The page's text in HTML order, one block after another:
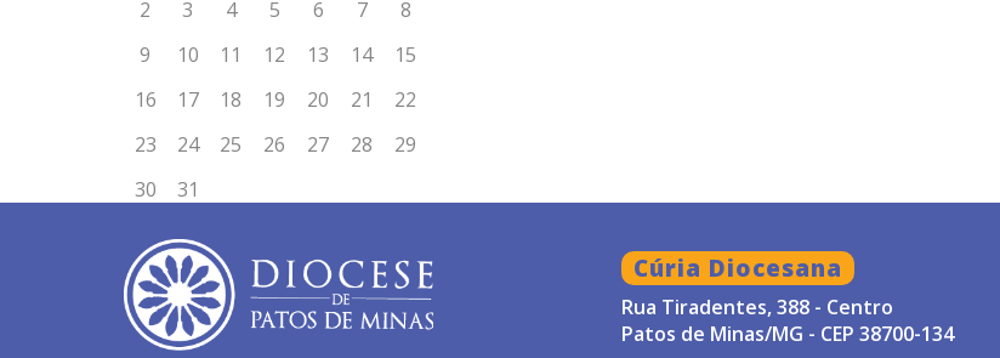
Cúria Diocesana
Rua Tiradentes, 388 - Centro
Patos de Minas/MG - CEP 38700-134